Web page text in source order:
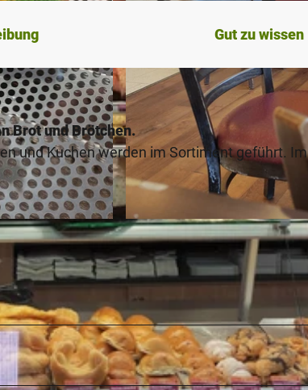
© Vlotho Marketing GmbH - Peer Sonntag |CC-BY-SA
Gut zu wissen
Brot und Brötchen.
und Kuchen werden im Sortiment geführt. Im